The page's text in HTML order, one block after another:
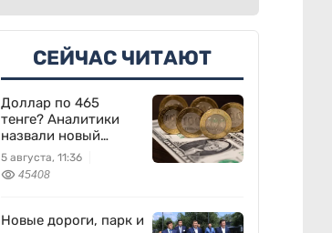
СЕЙЧАС ЧИТАЮТ
Доллар по 465
тенге? Аналитики
назвали новый
диапазон
5 августа, 11:36
45408
Новые дороги, парк и